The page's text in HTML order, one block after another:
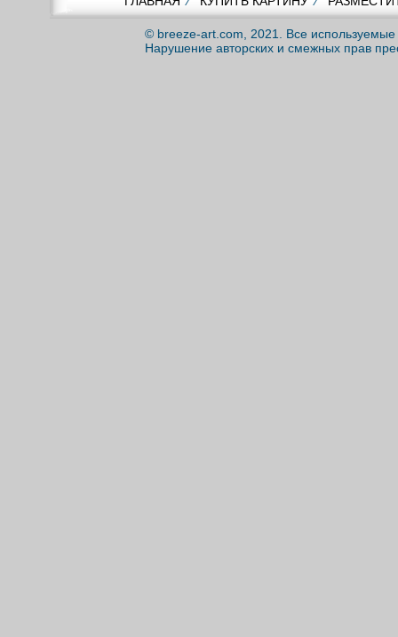
© breeze-art.com, 2021. Все
Нарушение авторских и смежных прав